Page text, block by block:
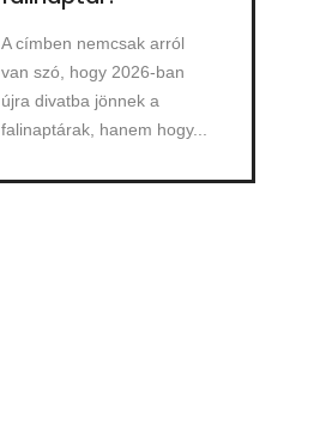
A címben nemcsak arról
van szó, hogy 2026-ban
újra divatba jönnek a
falinaptárak, hanem hogy...